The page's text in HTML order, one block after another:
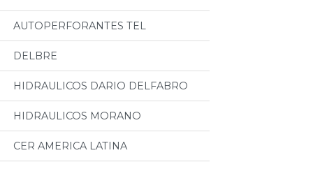
AUTOPERFORANTES TEL
DELBRE
HIDRAULICOS DARIO DELFABRO
HIDRAULICOS MORANO
CER AMERICA LATINA